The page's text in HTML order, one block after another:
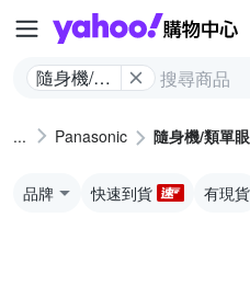
隨身機/類
Panasonic 隨身機/類單眼
品牌 快速到貨 有現貨